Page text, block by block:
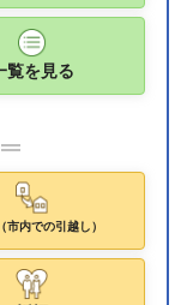
覧を見る
市内での引越し）